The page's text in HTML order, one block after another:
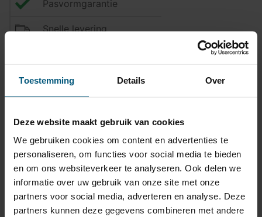
Toestemming Details Over
Deze website maakt gebruik van cookies
We gebruiken cookies om content en advertenties te
personaliseren, om functies voor social media te bieden
en om ons websiteverkeer te analyseren. Ook delen we
informatie over uw gebruik van onze site met onze
partners voor social media, adverteren en analyse. Deze
partners kunnen deze gegevens combineren met andere
Pasvormgarantie
Snelle levering
Klantbeoordeling
Trekhaak specificatie
Artikelnummer
STV-060/1
Trekhaak systeem
Verticaal afneembaar
Uitvoering
de houder van de trekhaak